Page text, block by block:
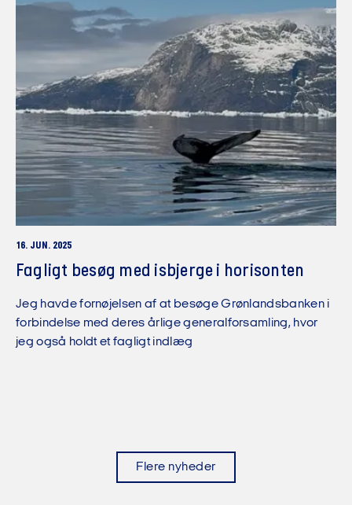
16. JUN. 2025
Fagligt besøg med isbjerge i horisonten
Jeg havde fornøjelsen af at besøge Grønlandsbanken i
forbindelse med deres årlige generalforsamling, hvor
jeg også holdt et fagligt indlæg
Flere nyheder